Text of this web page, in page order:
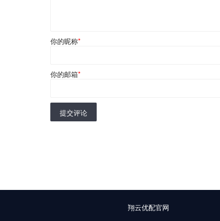
你的昵称*
你的邮箱*
提交评论
翔云优配官网